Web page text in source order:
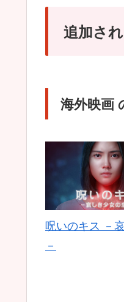
追加さ
海外映画
呪いのキス －
－